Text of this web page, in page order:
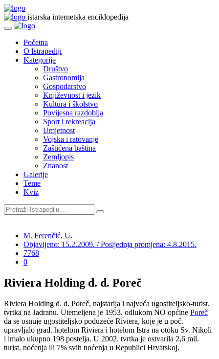
istarska internetska enciklopedija
Početna
O Istrapediji
Kategorije
Društvo
Gastronomija
Gospodarstvo
Književnost i jezik
Kultura i školstvo
Povijesna razdoblja
Sport i rekreacija
Umjetnost
Vojska i ratovanje
Zaštićena baština
Zemljopis
Znanost
Galerije
Teme
Kviz
M. Ferenčić, U.
Objavljeno: 15.2.2009. / Posljednja promjena: 4.8.2015.
7768
0
Riviera Holding d. d. Poreč
Riviera Holding d. d. Poreč, najstarija i najveća ugostiteljsko-turist.
tvrtka na Jadranu. Utemeljena je 1953. odlukom NO općine Poreč
da se osnuje ugostiteljsko poduzeće Riviera, koje je u poč.
upravljalo grad. hotelom Riviera i hotelom Istra na otoku Sv. Nikoli
i imalo ukupno 198 postelja. U 2002. tvrtka je ostvarila 2,6 mil.
turist. noćenja ili 7% svih noćenja u Republici Hrvatskoj.